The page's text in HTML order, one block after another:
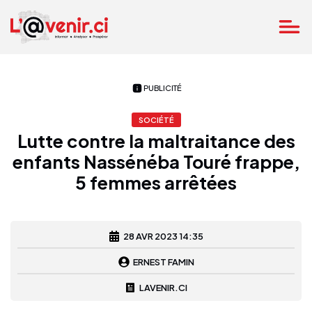
PUBLICITÉ
SOCIÉTÉ
Lutte contre la maltraitance des
enfants Nassénéba Touré frappe,
5 femmes arrêtées
28 AVR 2023 14:35
ERNEST FAMIN
LAVENIR.CI